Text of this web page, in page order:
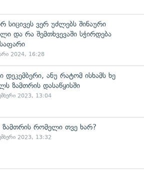
სიცივეს ვერ უძლებს შინაური
და რა შემთხვევაში სჭირდება
2024, 16:28
დეკემბერი, ანუ რატომ ისხამს ხე
ზამთრის დასაწყისში
2023, 13:04
ზამთრის რომელი თვე ხარ?
2023, 13:32